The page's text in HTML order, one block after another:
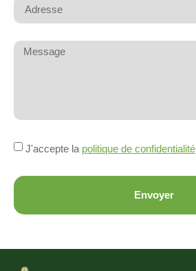
J'accepte la politique de confidentialité
Envoyer